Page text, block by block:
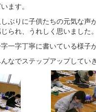
ます。
ぶりに子供たちの元気な声
られ、うれしく思いました。
一字丁寧に書いている様子
なでステップアップしてい